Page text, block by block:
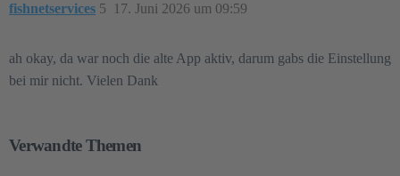
fishnetservices 17. Juni 2026 um 09:59
5
ah okay, da war noch die alte App aktiv, darum gabs die Einstellung
bei mir nicht. Vielen Dank
Verwandte Themen